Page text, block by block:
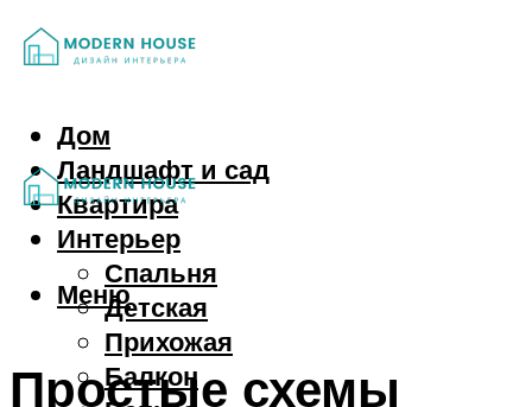
Дом
Ландшафт и сад
Квартира
Интерьер
Спальня
Детская
Прихожая
Балкон
Меню
Простые схемы